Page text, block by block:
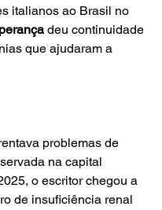
italianos ao Brasil no
deu continuidade
que ajudaram a
problemas de
na capital
o escritor chegou a
de insuficiência renal